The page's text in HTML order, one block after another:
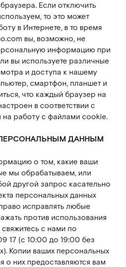
Если отключить
то это может
в Интернете, в то время
вы, возможно, не
информацию при
вы используете различные
и доступа к нашему
смартфон, планшет и
что каждый браузер на
в соответствии с
на работу с файлами cookie.
ДАННЫМ
о том, какие ваши
мы обрабатываем, или
другой запрос касательно
персональных данных
исправлять любые
против использования
с нами по
17 (с 10:00 до 19:00 без
Копии ваших персональных
о них предоставляются вам